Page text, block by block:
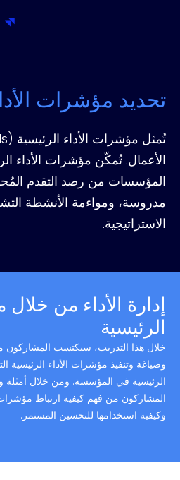
تحديد مؤشرات
الأعمال. تُمكّن مؤشرات الأداء
المؤسسات من رصد التقدم
مدروسة، ومواءمة الأنشطة
الاستراتيجية.
إدارة الأداء من
الرئيسية
خلال هذا التدريب، سيكتسب المشاركون
وصياغة وتنفيذ مؤشرات الأداء الرئيسية
الرئيسية في المؤسسة. ومن خلال أمثلة
المشاركون من فهم كيفية ارتباط مؤشرات
وكيفية استخدامها للتحسين المستمر.